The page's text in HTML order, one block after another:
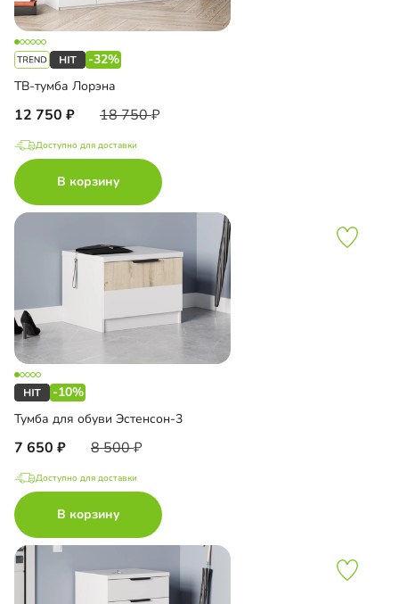
-32%
ТВ-тумба Лорэна
12 750 18 750
Доступно для доставки
В корзину
-10%
Тумба для обуви Эстенсон-3
7 650 8 500
Доступно для доставки
В корзину